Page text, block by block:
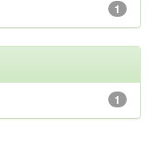
1
1